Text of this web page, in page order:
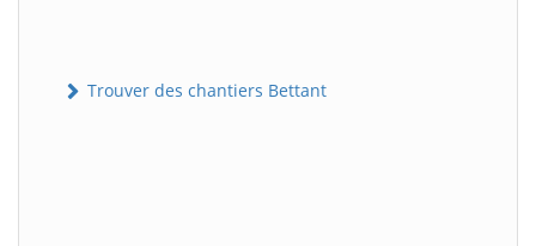
Trouver des chantiers Bettant